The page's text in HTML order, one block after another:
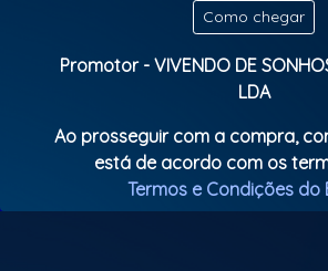
Como chegar
Promotor - VIVENDO DE
LDA
Ao prosseguir com a compra,
está de acordo com os
Termos e Condições do